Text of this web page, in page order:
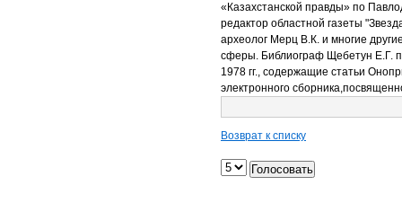
«Казахстанской правды» по
редактор областной газеты
археолог Мерц В.К. и многие
сферы. Библиограф Щебетун Е.Г.
1978 гг., содержащие статьи
электронного
Возврат к списку